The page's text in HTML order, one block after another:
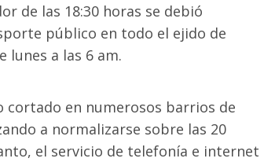
de las 18:30 horas se debió
público en todo el ejido de
lunes a las 6 am.
cortado en numerosos barrios de
a normalizarse sobre las 20
el servicio de telefonía e internet